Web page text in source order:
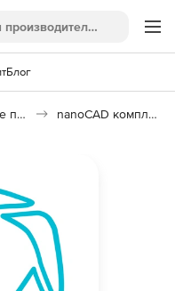
Блог
Строительное программное обеспечение nanoCAD комплект Инженерия